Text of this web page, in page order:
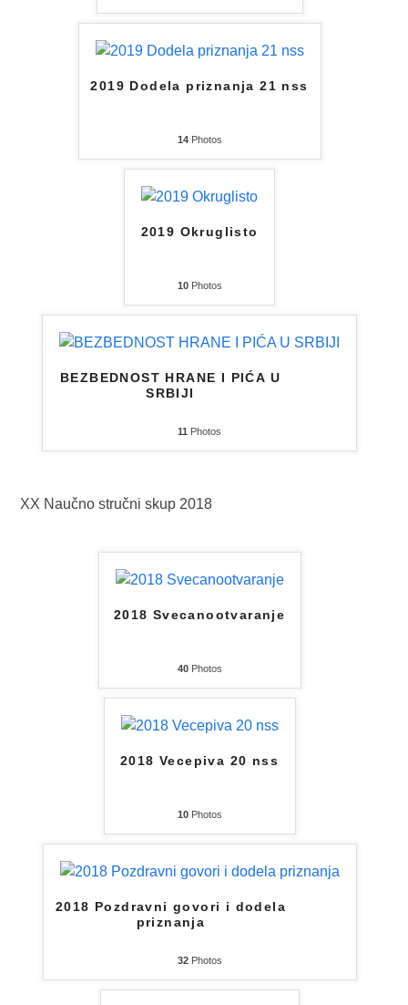
2019 Dodela priznanja 21 nss
14Photos
2019 Okruglisto
10Photos
BEZBEDNOST HRANE I PIĆA U
SRBIJI
11 Photos
XX Naučno stručni skup 2018
2018 Svecanootvaranje
40Photos
2018 Vecepiva 20 nss
10Photos
2018 Pozdravni govori i dodela
priznanja
32Photos